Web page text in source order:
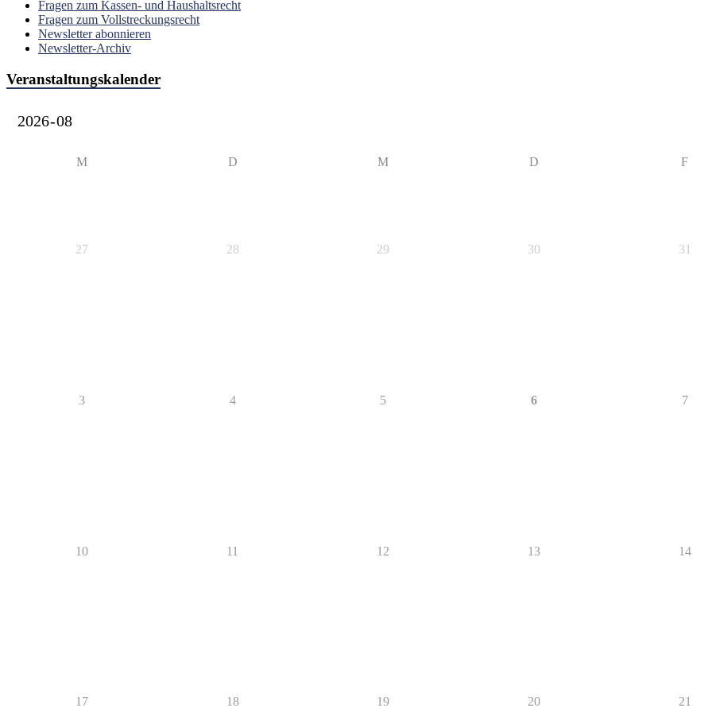
Fragen zum Kassen- und Haushaltsrecht
Fragen zum Vollstreckungsrecht
Newsletter abonnieren
Newsletter-Archiv
Veranstaltungskalender
M D M D F
27 28 29 30 31
3 4 5 6 7
10 11 12 13 14
17 18 19 20 21